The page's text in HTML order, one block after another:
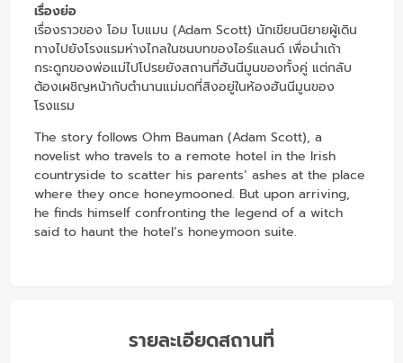
เรื่องย่อ
เรื่องราวของ โอม โบแมน (Adam Scott) นักเขียนนิยายผู้เดิน
ทางไปยังโรงแรมห่างไกลในชนบทของไอร์แลนด์ เพื่อนำเถ้า
กระดูกของพ่อแม่ไปโปรยยังสถานที่ฮันนีมูนของทั้งคู่ แต่กลับ
ต้องเผชิญหน้ากับตำนานแม่มดที่สิงอยู่ในห้องฮันนีมูนของ
โรงแรม
The story follows Ohm Bauman (Adam Scott), a
novelist who travels to a remote hotel in the Irish
countryside to scatter his parents’ ashes at the place
where they once honeymooned. But upon arriving,
he finds himself confronting the legend of a witch
said to haunt the hotel’s honeymoon suite.
รายละเอียดสถานที่